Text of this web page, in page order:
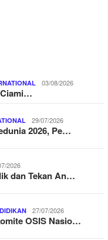
03/08/2026
Ciami…
29/07/2026
2026, Pe…
2026
dan Tekan An…
27/07/2026
OSIS Nasio…